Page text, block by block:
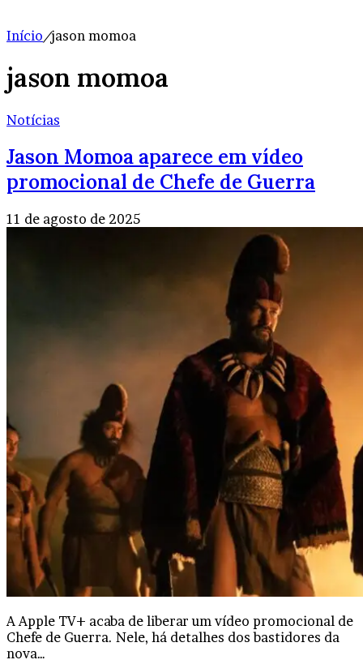
Início/jason momoa
jason momoa
Notícias
Jason Momoa aparece em vídeo
promocional de Chefe de Guerra
11 de agosto de 2025
A Apple TV+ acaba de liberar um vídeo promocional de
Chefe de Guerra. Nele, há detalhes dos bastidores da
nova…